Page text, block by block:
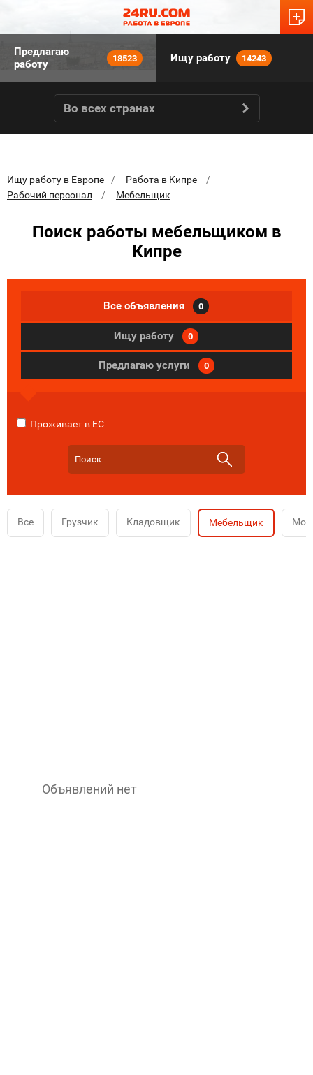
Предлагаю
работу
18523 Ищу работу 14243
Во всех странах
Ищу работу в Европе
Работа в Кипре
Рабочий персонал
Мебельщик
Поиск работы мебельщиком в
Кипре
Все объявления 0
Ищу работу 0
Предлагаю услуги 0
Проживает в ЕС
Все Грузчик Кладовщик Мебельщик
Объявлений нет